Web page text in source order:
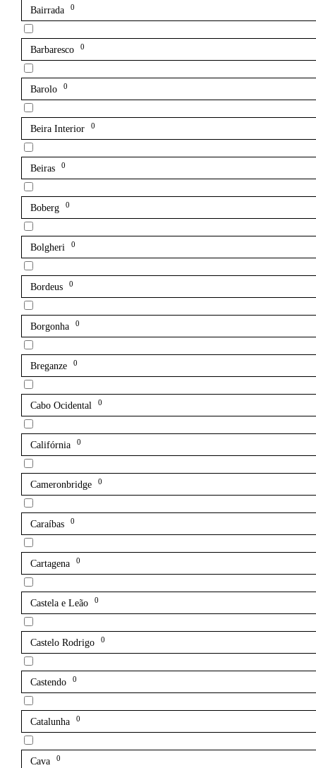
Bairrada 0
Barbaresco 0
Barolo 0
Beira Interior 0
Beiras 0
Boberg 0
Bolgheri 0
Bordeus 0
Borgonha 0
Breganze 0
Cabo Ocidental 0
Califórnia 0
Cameronbridge 0
Caraíbas 0
Cartagena 0
Castela e Leão 0
Castelo Rodrigo 0
Castendo 0
Catalunha 0
Cava 0